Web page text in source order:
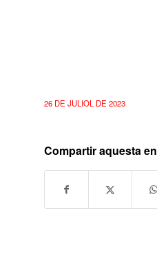
26 DE JULIOL DE 2023
Compartir aquesta